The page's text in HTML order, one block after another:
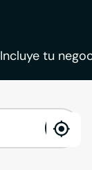
Incluye tu